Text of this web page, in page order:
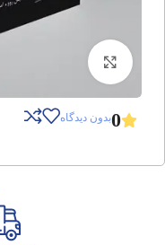
0بدون دیدگاه